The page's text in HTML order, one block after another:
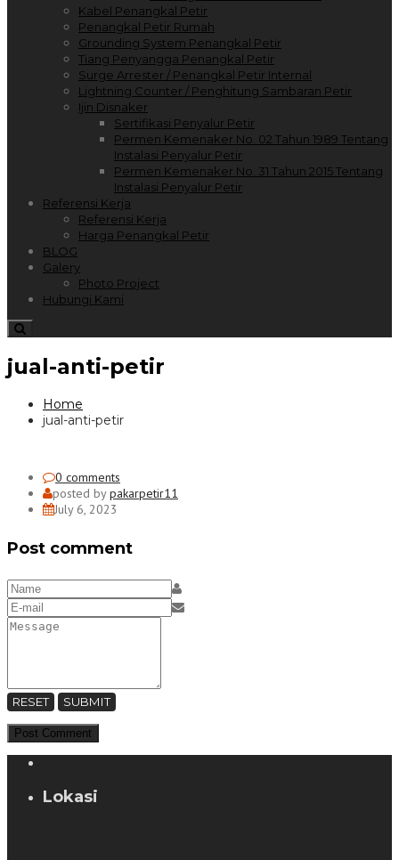
Kabel Penangkal Petir
Penangkal Petir Rumah
Grounding System Penangkal Petir
Tiang Penyangga Penangkal Petir
Surge Arrester / Penangkal Petir Internal
Lightning Counter / Penghitung Sambaran Petir
Ijin Disnaker
Sertifikasi Penyalur Petir
Permen Kemenaker No. 02 Tahun 1989 Tentang
Instalasi Penyalur Petir
Permen Kemenaker No. 31 Tahun 2015 Tentang
Instalasi Penyalur Petir
Referensi Kerja
Referensi Kerja
Harga Penangkal Petir
BLOG
Galery
Photo Project
Hubungi Kami
jual-anti-petir
Home
jual-anti-petir
0 comments
posted bypakarpetir11
July 6, 2023
Post comment
RESET SUBMIT
Lokasi